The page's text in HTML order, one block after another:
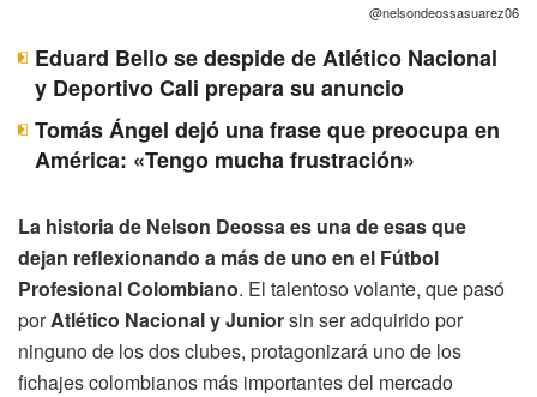
@nelsondeossasuarez06
Eduard Bello se despide de Atlético Nacional
y Deportivo Cali prepara su anuncio
Tomás Ángel dejó una frase que preocupa en
América: «Tengo mucha frustración»
La historia de Nelson Deossa es una de esas que
dejan reflexionando a más de uno en el Fútbol
Profesional Colombiano. El talentoso volante, que pasó
porAtlético Nacional y Juniorsin ser adquirido por
ninguno de los dos clubes, protagonizará uno de los
fichajes colombianos más importantes del mercado